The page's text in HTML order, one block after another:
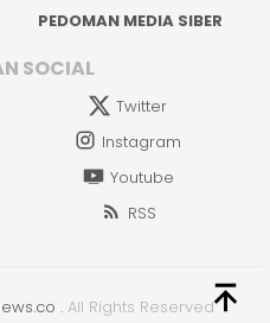
PEDOMAN MEDIA SIBER
SOCIAL
Twitter
Instagram
Youtube
RSS
. All Rights Reserved